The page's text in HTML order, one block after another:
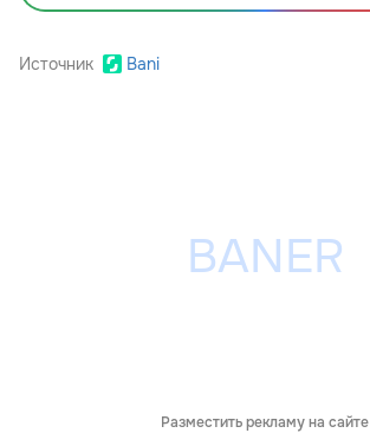
Источник Bani
Разместить рекламу на сайте